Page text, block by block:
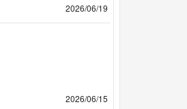
2026/06/19
2026/06/15